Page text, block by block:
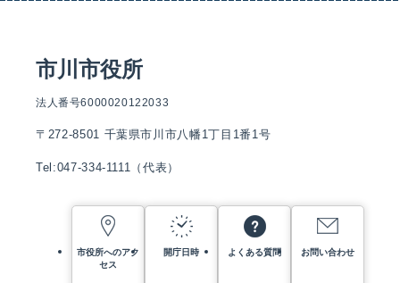
市川市役所
法人番号6000020122033
〒272-8501 千葉県市川市八幡1丁目1番1号
Tel:047-334-1111（代表）
市役所へのアク
セス
開庁日時 よくある質問 お問い合わせ